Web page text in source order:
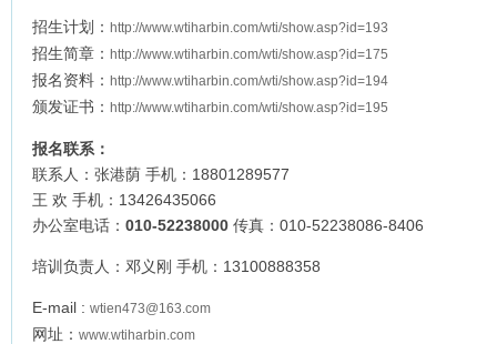
招生计划： http://www.wtiharbin.com/wti/show.asp?id=193
招生简章： http://www.wtiharbin.com/wti/show.asp?id=175
报名资料： http://www.wtiharbin.com/wti/show.asp?id=194
颁发证书： http://www.wtiharbin.com/wti/show.asp?id=195
报名联系：
联系人：张港荫 手机：18801289577
王 欢 手机：13426435066
办公室电话： 010-52238000 传真：010-52238086-8406
培训负责人：邓义刚 手机：13100888358
E-mail : wtien473@163.com
网址： www.wtiharbin.com